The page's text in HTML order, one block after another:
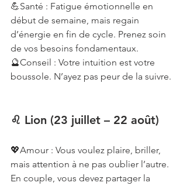
💪Santé : Fatigue émotionnelle en
début de semaine, mais regain
d’énergie en fin de cycle. Prenez soin
de vos besoins fondamentaux.
🔮Conseil : Votre intuition est votre
boussole. N’ayez pas peur de la suivre.
♌ Lion (23 juillet – 22 août)
💖Amour : Vous voulez plaire, briller,
mais attention à ne pas oublier l’autre.
En couple, vous devez partager la